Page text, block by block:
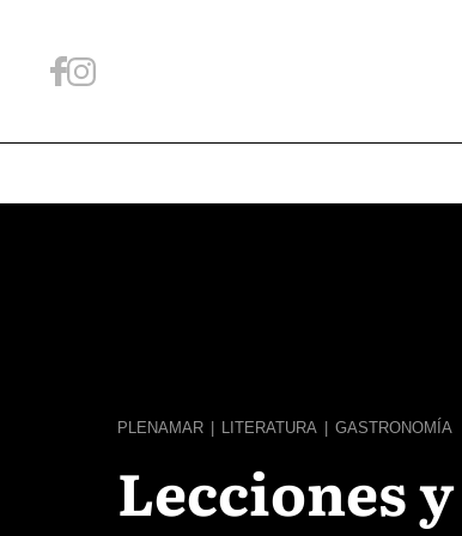
PLENAMAR LITERATURA GASTRONOMÍA
Lecciones